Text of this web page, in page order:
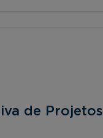
de Projetos